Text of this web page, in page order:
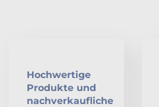
Hochwertige
Produkte und
nachverkaufliche